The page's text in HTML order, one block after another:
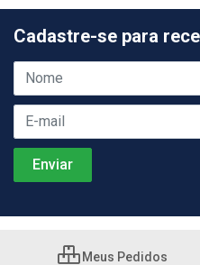
Cadastre-se para
Meus Pedidos